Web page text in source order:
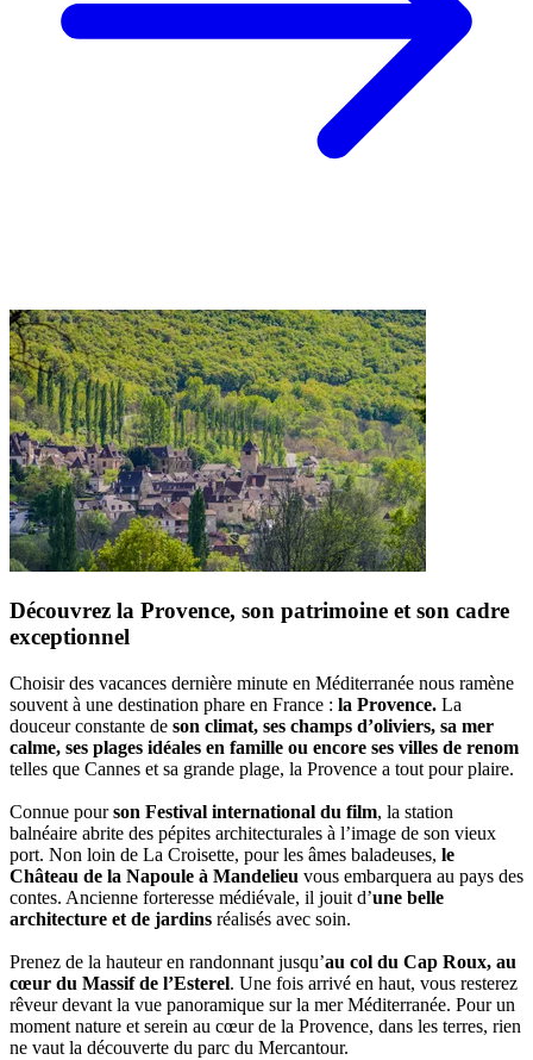
Découvrez la Provence, son patrimoine et son cadre
exceptionnel
Choisir des vacances dernière minute en Méditerranée nous ramène
souvent à une destination phare en France : la Provence. La
douceur constante de son climat, ses champs d’oliviers, sa mer
calme, ses plages idéales en famille ou encore ses villes de renom
telles que Cannes et sa grande plage, la Provence a tout pour plaire.
Connue pourson Festival international du film, la station
balnéaire abrite des pépites architecturales à l’image de son vieux
port. Non loin de La Croisette, pour les âmes baladeuses, le
Château de la Napoule à Mandelieu vous embarquera au pays des
contes. Ancienne forteresse médiévale, il jouit d’une belle
architecture et de jardins réalisés avec soin.
Prenez de la hauteur en randonnant jusqu’au col du Cap Roux, au
cœur du Massif de l’Esterel. Une fois arrivé en haut, vous resterez
rêveur devant la vue panoramique sur la mer Méditerranée. Pour un
moment nature et serein au cœur de la Provence, dans les terres, rien
ne vaut la découverte du parc du Mercantour.